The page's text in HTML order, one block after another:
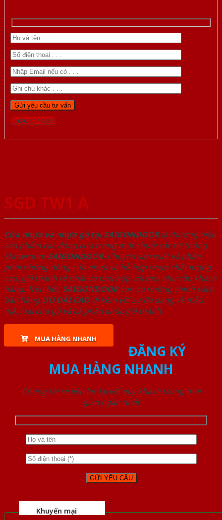
Gọi 0976.169.864
SGD TW1 A
Cửa nhựa và nhựa gỗ tại SAIGONDOORlà thương hiệu
sản phẩm các dòng cửa trong một chuỗi các hệ thống
Showroom SAIGONDOOR. Chuyên sản xuất và phân
phối những dòng cửa nhựa và hỗ hợp nhựa chất lượng
cao, giá thành rẻ nhất và phù hợp với mọi nhu cầu khách
hàng. Trên hết, SAIGONDOORcòn có những chính sách
bán hàng ƯU ĐÃI CAOđi kèm với sự đa dạng về mẫu
mã, loại cửa gỗ và cả phân khúc giá thành.
MUA HÀNG NHANH
ĐĂNG KÝ
MUA HÀNG NHANH
Chúng tôi sẽ liên lạc lại với quý khách trong thời
gian ngắn nhất
Khuyến mại